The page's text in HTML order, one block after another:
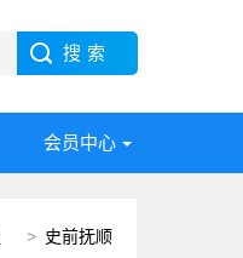
会员中心
> 史前抚顺